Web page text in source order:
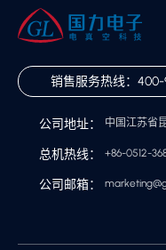
销售服务热线： 400-
公司地址： 中国江苏省
总机热线： +86-0512-
公司邮箱：